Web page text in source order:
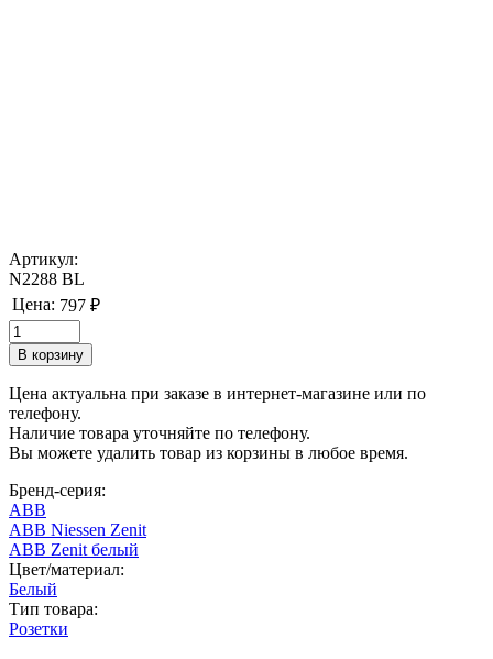
Артикул:
N2288 BL
Цена: 797 ₽
Цена актуальна при заказе в интернет-магазине или по
телефону.
Наличие товара уточняйте по телефону.
Вы можете удалить товар из корзины в любое время.
Бренд-серия:
ABB
ABB Niessen Zenit
ABB Zenit белый
Цвет/материал:
Белый
Тип товара:
Розетки